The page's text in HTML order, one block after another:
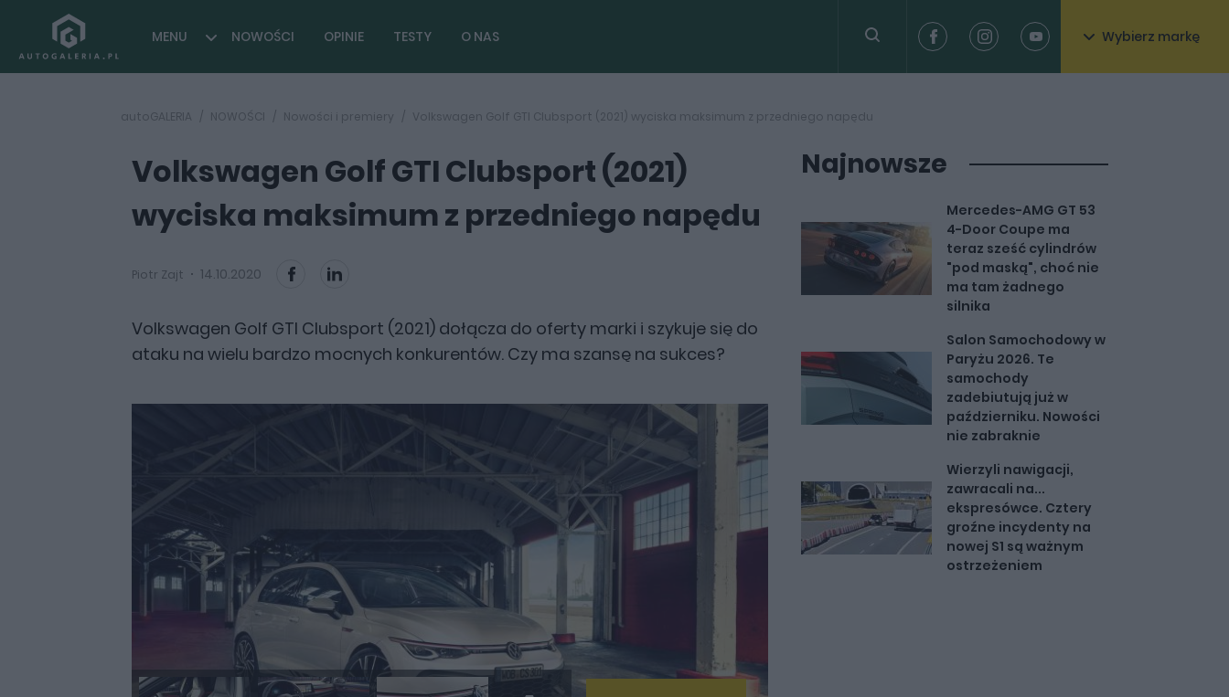
MENU NOWOŚCI OPINIE TESTY O NAS Wybierz markę
autoGALERIA NOWOŚCI Nowości i premiery Volkswagen Golf GTI Clubsport (2021) wyciska maksimum z przedniego napędu
Volkswagen Golf GTI Clubsport (2021)
wyciska maksimum z przedniego napędu
Piotr Zajt 14.10.2020
Volkswagen Golf GTI Clubsport (2021) dołącza do oferty marki i szykuje się do
ataku na wielu bardzo mocnych konkurentów. Czy ma szansę na sukces?
Najnowsze
Mercedes-AMG GT 53
4-Door Coupe ma
teraz sześć cylindrów
"pod maską", choć nie
ma tam żadnego
silnika
Salon Samochodowy w
Paryżu 2026. Te
samochody
zadebiutują już w
październiku. Nowości
nie zabraknie
Wierzyli nawigacji,
zawracali na...
ekspresówce. Cztery
groźne incydenty na
nowej S1 są ważnym
ostrzeżeniem